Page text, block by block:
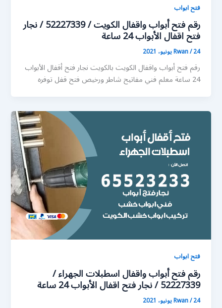
فتح ابواب
رقم فتح أبواب واقفال الكويت / 52227339 / نجار
فتح اقفال الأبواب 24 ساعة
Rwan/24 يونيو، 2021
رقم فتح أبواب واقفال الكويت بالكويت نجار فتح أقفال الأبواب
24 ساعة معلم فني مفاتيح شاطر ورخيص فتح قفل توفره
فتح ابواب
رقم فتح أبواب واقفال اسطبلات الجهراء /
52227339 / نجار فتح اقفال الأبواب 24 ساعة
Rwan/24 يونيو، 2021